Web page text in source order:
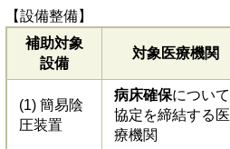
【設備整備】
補助対象
設備
対象医療機関
(1) 簡易陰
圧装置
病床確保について
協定を締結する医
療機関